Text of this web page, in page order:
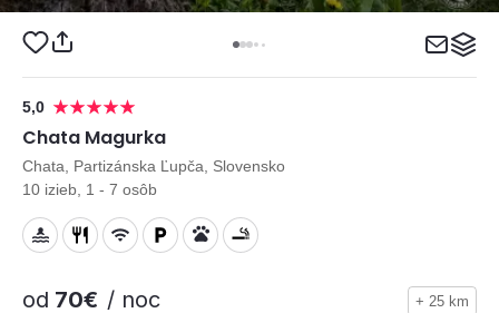
5,0
Chata Magurka
Chata, Partizánska Ľupča, Slovensko
10 izieb, 1 - 7 osôb
od 70€ / noc + 25 km